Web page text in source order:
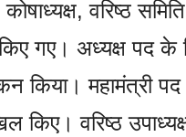
वरिष्ठ
गए। अध्यक्ष पद के
किया। महामंत्री
किए। वरिष्ठ